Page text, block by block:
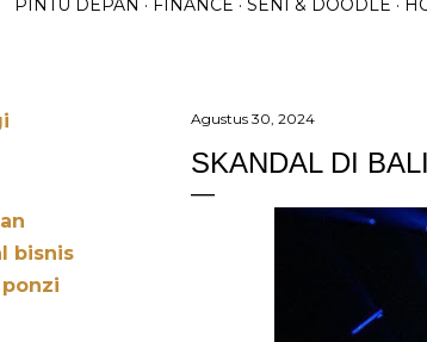
PINTU DEPAN FINANCE SENI & DOODLE
bisnis
Agustus 30, 2024
SKANDAL DI